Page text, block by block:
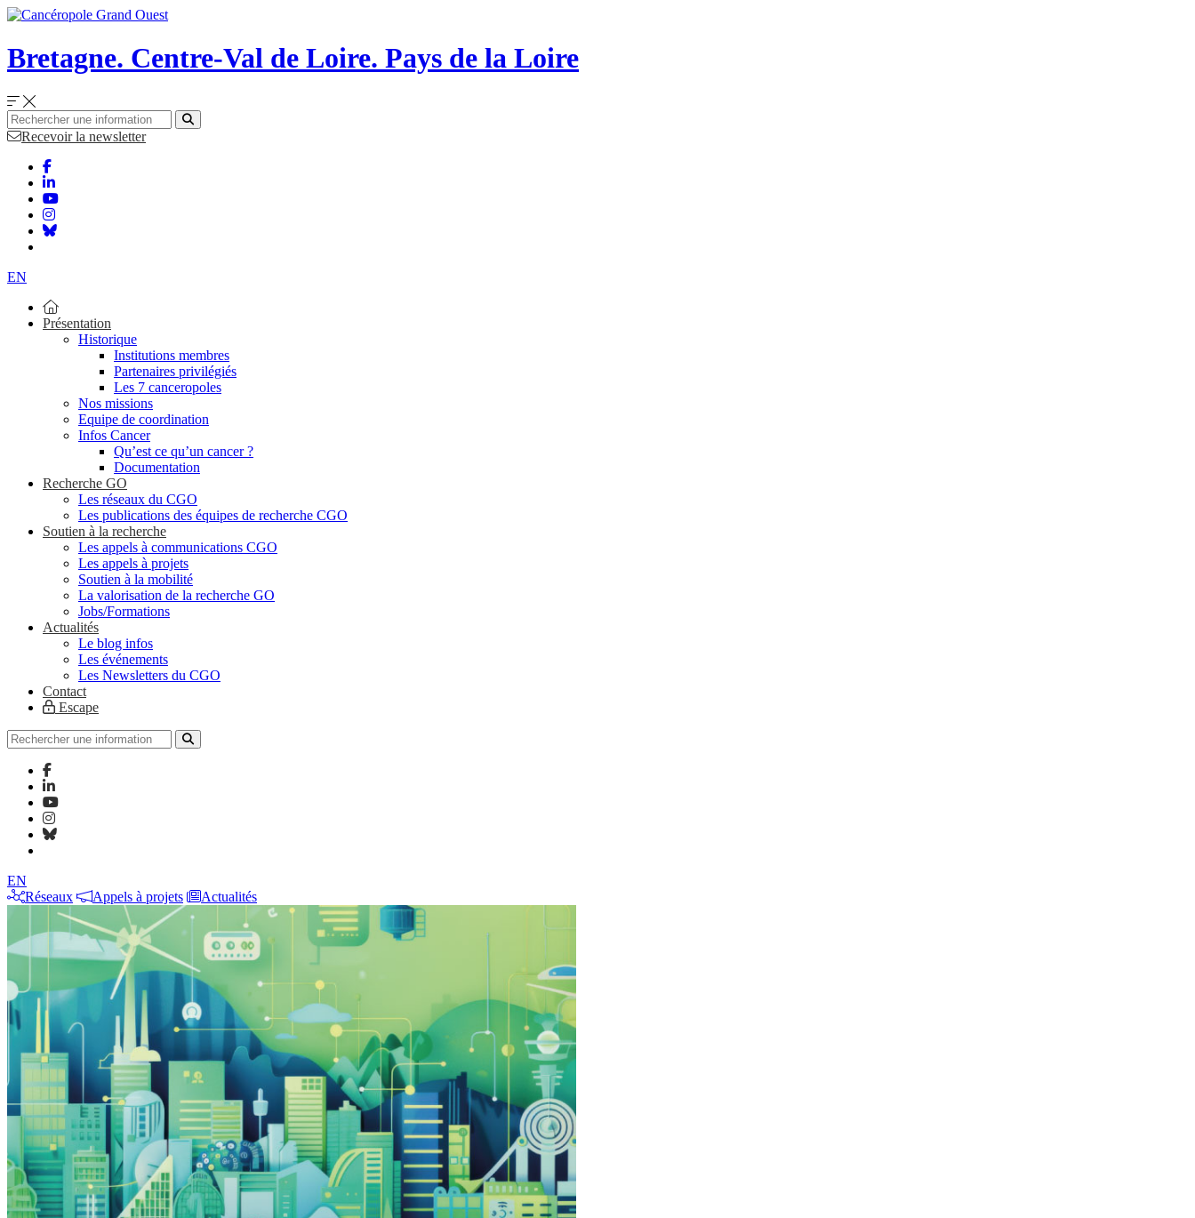
Bretagne. Centre-Val de Loire. Pays de la Loire
Recevoir la newsletter
EN
Présentation
Historique
Institutions membres
Partenaires privilégiés
Les 7 canceropoles
Nos missions
Equipe de coordination
Infos Cancer
Qu’est ce qu’un cancer ?
Documentation
Recherche GO
Les réseaux du CGO
Les publications des équipes de recherche CGO
Soutien à la recherche
Les appels à communications CGO
Les appels à projets
Soutien à la mobilité
La valorisation de la recherche GO
Jobs/Formations
Actualités
Le blog infos
Les événements
Les Newsletters du CGO
Contact
Escape
EN
Réseaux
Appels à projets Actualités